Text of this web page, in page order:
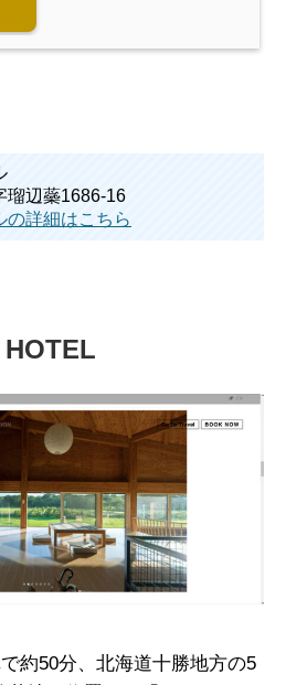
瑠辺蘂1686-16
の詳細はこちら
約50分、北海道十勝地方の5